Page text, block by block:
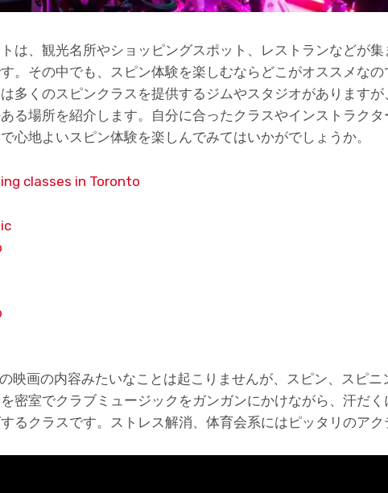
は、観光名所やショッピングスポット、レストランなどが集
。その中でも、スピン体験を楽しむならどこがオススメなの
多くのスピンクラスを提供するジムやスタジオがありますが
る場所を紹介します。自分に合ったクラスやインストラクタ
心地よいスピン体験を楽しんでみてはいかがでしょうか。
classes in Toronto
映画の内容みたいなことは起こりませんが、スピン、スピニ
密室でクラブミュージックをガンガンにかけながら、汗だく
るクラスです。ストレス解消、体育会系にはピッタリのアク